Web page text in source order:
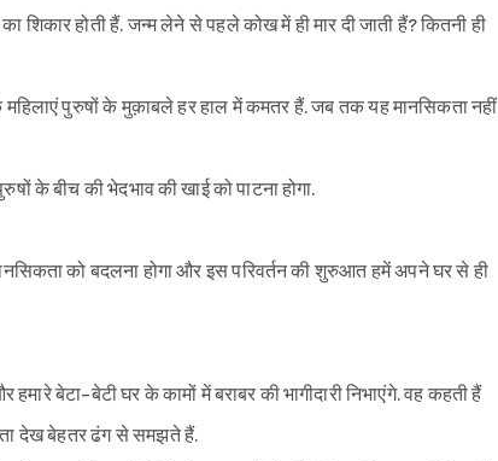
शिकार होती हैं. जन्म लेने से पहले कोख में ही मार दी जाती हैं? कितनी ही
पुरुषों के मुक़ाबले हर हाल में कमतर हैं. जब तक यह मानसिकता नहीं
के बीच की भेदभाव की खाई को पाटना होगा.
को बदलना होगा और इस परिवर्तन की शुरुआत हमें अपने घर से ही
बेटा-बेटी घर के कामों में बराबर की भागीदारी निभाएंगे. वह कहती हैं
देख बेहतर ढंग से समझते हैं.